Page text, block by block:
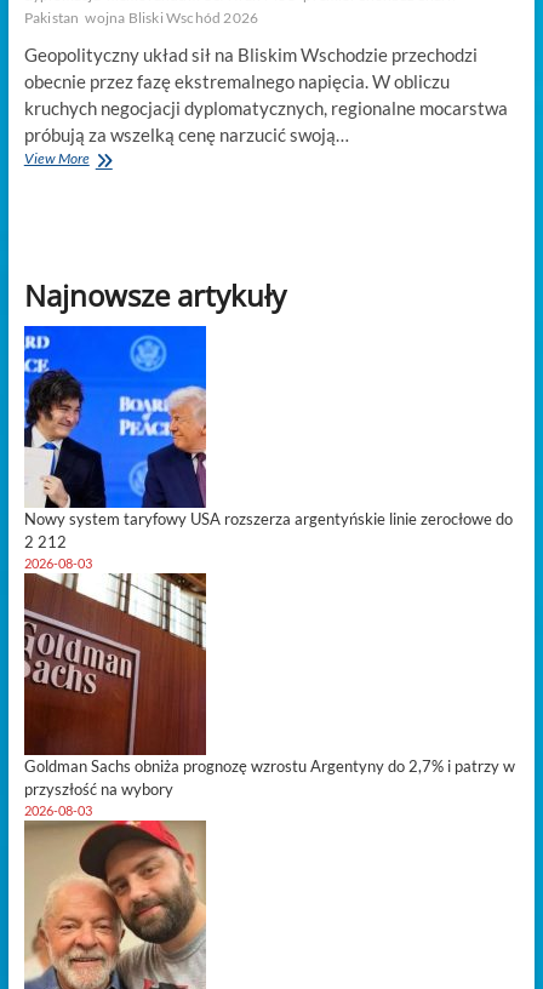
Pakistan wojna Bliski Wschód 2026
Geopolityczny układ sił na Bliskim Wschodzie przechodzi
obecnie przez fazę ekstremalnego napięcia. W obliczu
kruchych negocjacji dyplomatycznych, regionalne mocarstwa
próbują za wszelką cenę narzucić swoją…
View MoreTurecki
porozumienia
USA-
Iran
Najnowsze artykuły
Nowy system taryfowy USA rozszerza argentyńskie linie zerocłowe do
2 212
2026-08-03
Goldman Sachs obniża prognozę wzrostu Argentyny do 2,7% i patrzy w
przyszłość na wybory
2026-08-03